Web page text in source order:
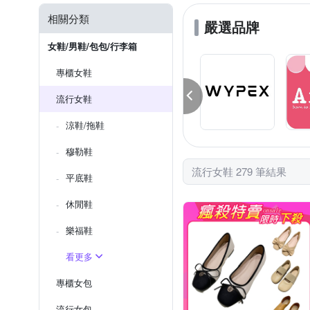
相關分類
女鞋/男鞋/包包/行李箱
專櫃女鞋
流行女鞋
涼鞋/拖鞋
穆勒鞋
平底鞋
休閒鞋
樂福鞋
看更多
專櫃女包
嚴選品牌
流行女鞋 279 筆結果